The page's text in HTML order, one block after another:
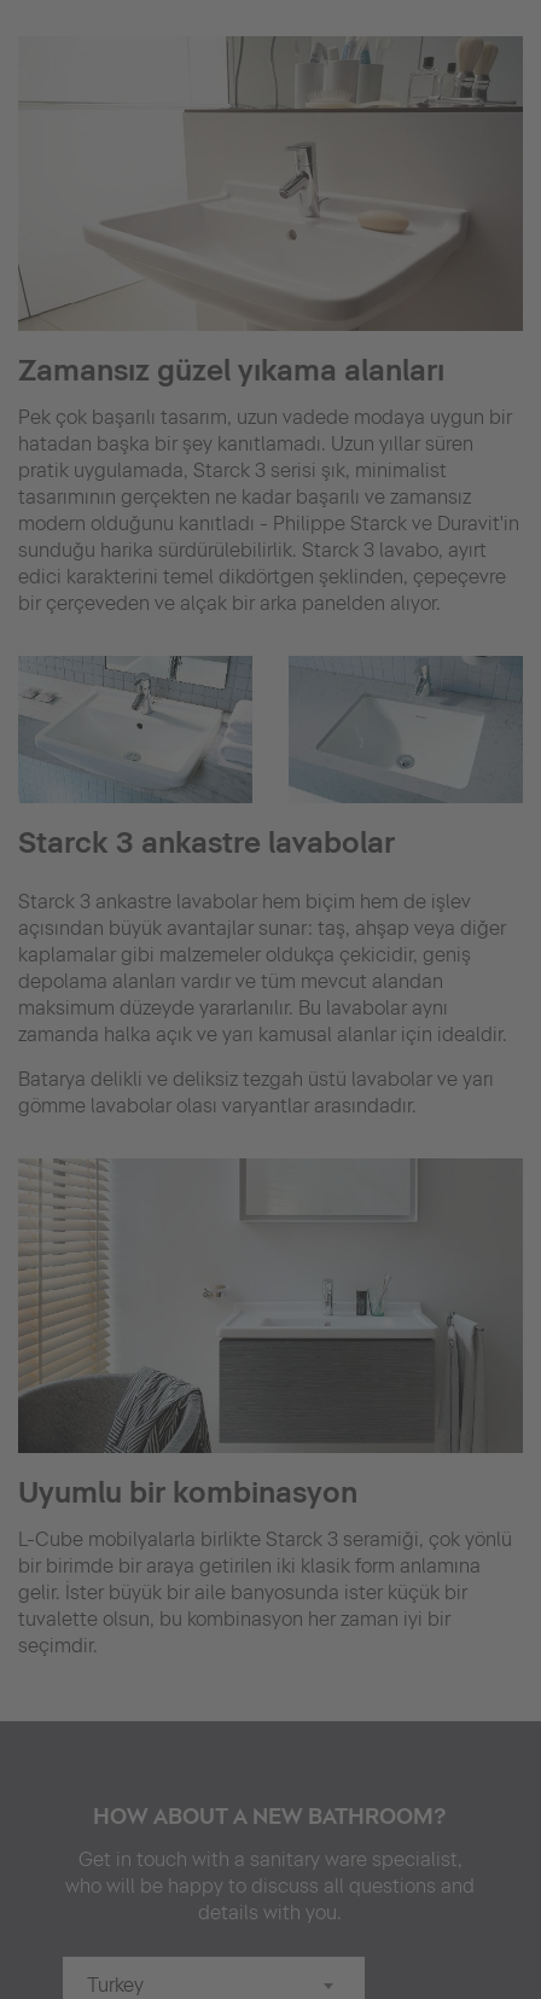
Zamansız güzel yıkama alanları
Pek çok başarılı tasarım, uzun vadede modaya uygun bir
hatadan başka bir şey kanıtlamadı. Uzun yıllar süren
pratik uygulamada, Starck 3 serisi şık, minimalist
tasarımının gerçekten ne kadar başarılı ve zamansız
modern olduğunu kanıtladı - Philippe Starck ve Duravit'in
sunduğu harika sürdürülebilirlik. Starck 3 lavabo, ayırt
edici karakterini temel dikdörtgen şeklinden, çepeçevre
bir çerçeveden ve alçak bir arka panelden alıyor.
Starck 3 ankastre lavabolar
Starck 3 ankastre lavabolar hem biçim hem de işlev
açısından büyük avantajlar sunar: taş, ahşap veya diğer
kaplamalar gibi malzemeler oldukça çekicidir, geniş
depolama alanları vardır ve tüm mevcut alandan
maksimum düzeyde yararlanılır. Bu lavabolar aynı
zamanda halka açık ve yarı kamusal alanlar için idealdir.
Batarya delikli ve deliksiz tezgah üstü lavabolar ve yarı
gömme lavabolar olası varyantlar arasındadır.
Uyumlu bir kombinasyon
L-Cube mobilyalarla birlikte Starck 3 seramiği, çok yönlü
bir birimde bir araya getirilen iki klasik form anlamına
gelir. İster büyük bir aile banyosunda ister küçük bir
tuvalette olsun, bu kombinasyon her zaman iyi bir
seçimdir.
HOW ABOUT A NEW BATHROOM?
Get in touch with a sanitary ware specialist,
who will be happy to discuss all questions and
details with you.
Turkey